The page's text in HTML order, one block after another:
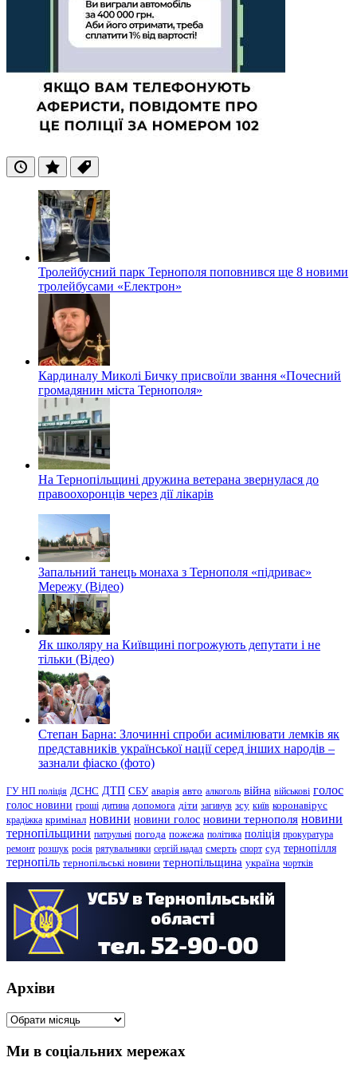
ОстанніПопулярні
Теги
Тролейбусний парк Тернополя поповнився ще 8 новими
тролейбусами «Електрон»
Кардиналу Миколі Бичку присвоїли звання «Почесний
громадянин міста Тернополя»
На Тернопільщині дружина ветерана звернулася до
правоохоронців через дії лікарів
Запальний танець монаха з Тернополя «підриває»
Мережу (Відео)
Як школяру на Київщині погрожують депутати і не
тільки (Відео)
Степан Барна: Злочинні спроби асимілювати лемків як
представників української нації серед інших народів –
зазнали фіаско (фото)
ГУ НП поліція ДСНС ДТП СБУ аварія авто алкоголь війна військові голос
голос новини гроші дитина допомога діти загинув зсу київ коронавірус
крадіжка кримінал новини новини голос новини тернополя новини
тернопільщини патрульні погода пожежа політика поліція прокуратура
ремонт розшук росія рятувальники сергій надал смерть спорт суд тернопілля
тернопіль тернопільські новини тернопільщина україна чортків
Архіви
Архіви
Ми в соціальних мережах